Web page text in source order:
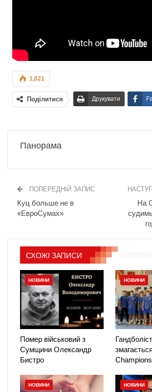
1,021
Поділитися Друкувати
Панорама
ПОПЕРЕДНІЙ ЗАПИС
Куц больше не в
«ЕвроСумах»
На
СХОЖІ ЗАПИСИ
НОВИНИ
Помер військовий з
Сумщини Олександр
Бистро
НОВИНИ
НОВИНИ НОВИНИ